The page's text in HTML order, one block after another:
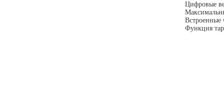
Цифровые
Встроенные
Функция